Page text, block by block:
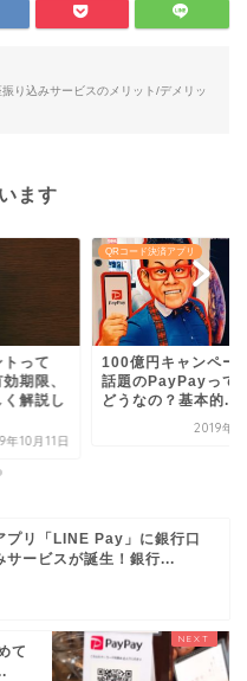
り込みサービスのメリット/デメリッ
ます
って
期限、
く解説し
年10月11日
QRコード決済アプリ
100億円キャンペー
話題のPayPayって
どうなの？基本的...
2019年3
プリ「LINE Pay」に銀行口
サービスが誕生！銀行...
て